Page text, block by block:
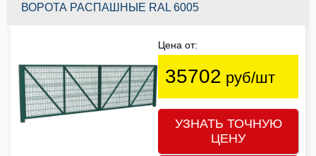
ВОРОТА РАСПАШНЫЕ RAL 6005
Цена от:
35702 руб/шт
УЗНАТЬ ТОЧНУЮ
ЦЕНУ